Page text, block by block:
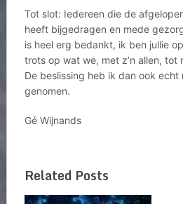
Tot slot: Iedereen die de
heeft bijgedragen en mede
is heel erg bedankt, ik ben jullie
trots op wat we, met z’n allen, tot
De beslissing heb ik dan ook
genomen.
Gé Wijnands
Related Posts